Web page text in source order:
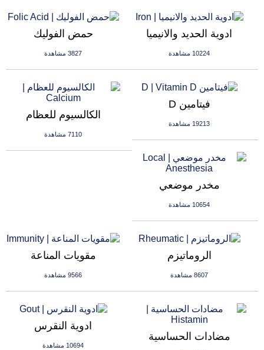
حمض الفوليك
3827 مشاهدة
ادوية الحديد والانيميا
10224 مشاهدة
الكالسيوم للعظام
7110 مشاهدة
فيتامين D
19213 مشاهدة
مخدر موضعي
10654 مشاهدة
مقويات المناعة
9566 مشاهدة
الروماتيزم
8607 مشاهدة
ادوية النقرس
10694 مشاهدة
مضادات الحساسية